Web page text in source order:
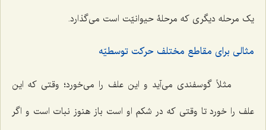
یک مرحله دیگری که مرحلۀ حیوانیّت است می‌گذارد.
مثالی برای مقاطع مختلف حرکت توسطیّه
مثلاً گوسفندی می‌آید و این علف را می‌خورد؛ وقتی که این
علف را خورد تا وقتی که در شکم او است باز هنوز نبات است و اگر